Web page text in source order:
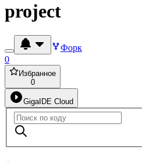
project
Форк
0
Избранное
0
GigaIDE Cloud